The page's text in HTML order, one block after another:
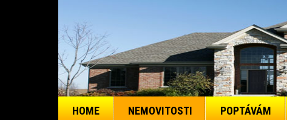
HOME NEMOVITOSTI POPTÁVÁM